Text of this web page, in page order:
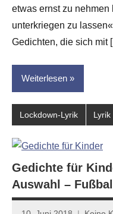
etwas ernst zu
unterkriegen zu
Gedichten, die sich mit
Weiterlesen
Lockdown-Lyrik Lyrik
Gedichte für
Auswahl –